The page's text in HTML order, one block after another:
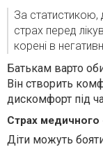
За статистикою,
страх перед
корені в
Батькам варто
Він створить
дискомфорт під
Страх
Діти можуть